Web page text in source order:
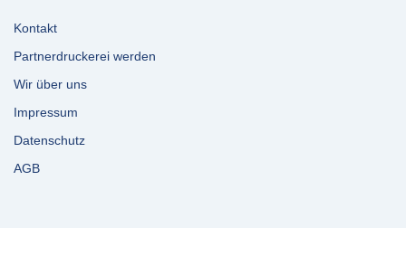
Kontakt
Partnerdruckerei werden
Wir über uns
Impressum
Datenschutz
AGB